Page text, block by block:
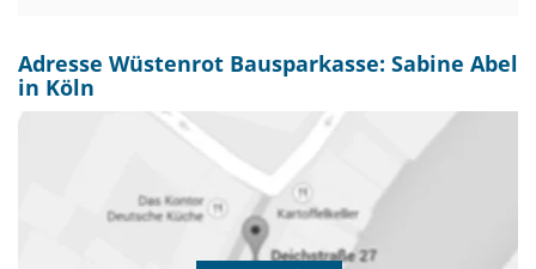
Adresse Wüstenrot Bausparkasse: Sabine Abel
in Köln